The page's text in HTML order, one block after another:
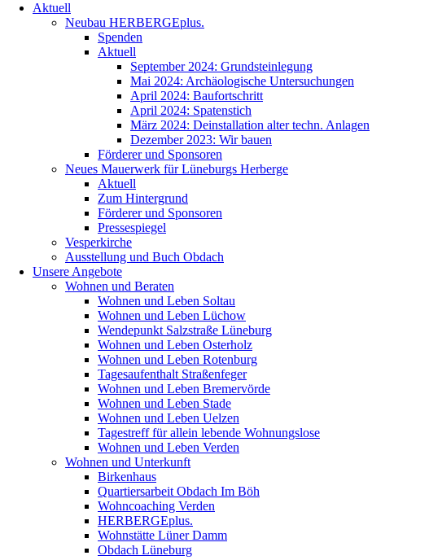
überspringen
Aktuell
Neubau HERBERGEplus.
Spenden
Aktuell
September 2024: Grundsteinlegung
Mai 2024: Archäologische Untersuchungen
April 2024: Baufortschritt
April 2024: Spatenstich
März 2024: Deinstallation alter techn. Anlagen
Dezember 2023: Wir bauen
Förderer und Sponsoren
Neues Mauerwerk für Lüneburgs Herberge
Aktuell
Zum Hintergrund
Förderer und Sponsoren
Pressespiegel
Vesperkirche
Ausstellung und Buch Obdach
Unsere Angebote
Wohnen und Beraten
Wohnen und Leben Soltau
Wohnen und Leben Lüchow
Wendepunkt Salzstraße Lüneburg
Wohnen und Leben Osterholz
Wohnen und Leben Rotenburg
Tagesaufenthalt Straßenfeger
Wohnen und Leben Bremervörde
Wohnen und Leben Stade
Wohnen und Leben Uelzen
Tagestreff für allein lebende Wohnungslose
Wohnen und Leben Verden
Wohnen und Unterkunft
Birkenhaus
Quartiersarbeit Obdach Im Böh
Wohncoaching Verden
HERBERGEplus.
Wohnstätte Lüner Damm
Obdach Lüneburg